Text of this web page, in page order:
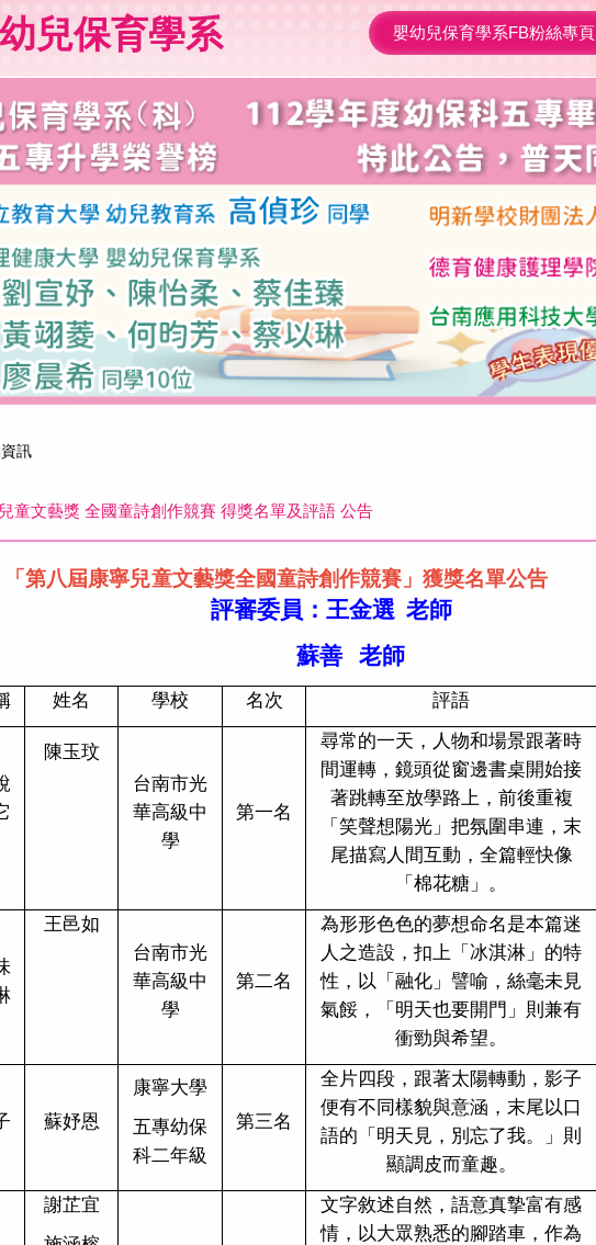
兒保育學系 嬰幼兒保育學系FB粉絲專頁
訊
童文藝獎 全國童詩創作競賽 得獎名單及評語 公告
「第八屆康寧兒童文藝獎全國童詩創作競賽 」獲獎名單公告
評審委員：王金選 老師
蘇善 老師
姓名 學校 名次 評語
陳玉玟
台南市光
華高級中
學
第一名
尋常的一天，人物和場景跟著時
間運轉，鏡頭從窗邊書桌開始接
著跳轉至放學路上，前後重複
「笑聲想陽光」把氛圍串連，末
尾描寫人間互動，全篇輕快像
「棉花糖」。
王邑如
台南市光
華高級中
學
第二名
為形形色色的夢想命名是本篇迷
人之造設，扣上「冰淇淋」的特
性，以「融化」譬喻，絲毫未見
氣餒，「明天也要開門」則兼有
衝勁與希望。
蘇妤恩
康寧大學
五專幼保
科二年級
第三名
全片四段，跟著太陽轉動，影子
便有不同樣貌與意涵，末尾以口
語的「明天見，別忘了我。」則
顯調皮而童趣。
謝芷宜
文字敘述自然，語意真摯富有感
情，以大眾熟悉的腳踏車，作為